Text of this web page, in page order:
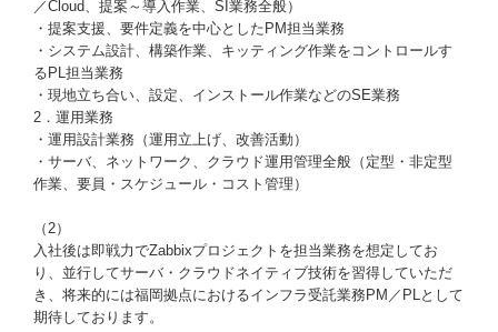
／Cloud、提案～導入作業、SI業務全般）
・提案支援、要件定義を中心としたPM担当業務
・システム設計、構築作業、キッティング作業をコントロールす
るPL担当業務
・現地立ち合い、設定、インストール作業などのSE業務
2．運用業務
・運用設計業務（運用立上げ、改善活動）
・サーバ、ネットワーク、クラウド運用管理全般（定型・非定型
作業、要員・スケジュール・コスト管理）
（2）
入社後は即戦力でZabbixプロジェクトを担当業務を想定してお
り、並行してサーバ・クラウドネイティブ技術を習得していただ
き、将来的には福岡拠点におけるインフラ受託業務PM／PLとして
期待しております。